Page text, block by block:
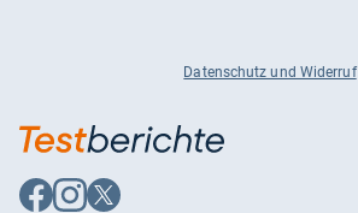
Datenschutz und Widerruf
AufAufAuf